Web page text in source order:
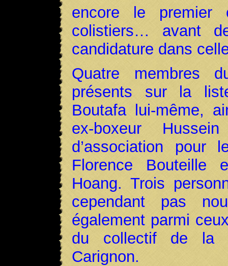
encore le premier
colistiers… avant
candidature dans
Quatre membres
présents sur la
Boutafa lui-même,
ex-boxeur
d’association pour
Florence Bouteille
Hoang. Trois
cependant pas
également parmi
du collectif de la
Carignon.